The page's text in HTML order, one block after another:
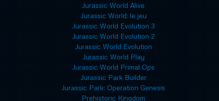
Jurassic World Alive
Jurassic World: le jeu
Jurassic World Evolution 3
Jurassic World Evolution 2
Jurassic World Evolution
Jurassic World Play
Jurassic World Primal Ops
Jurassic Park Builder
Jurassic Park: Operation Genesis
Prehistoric Kingdom